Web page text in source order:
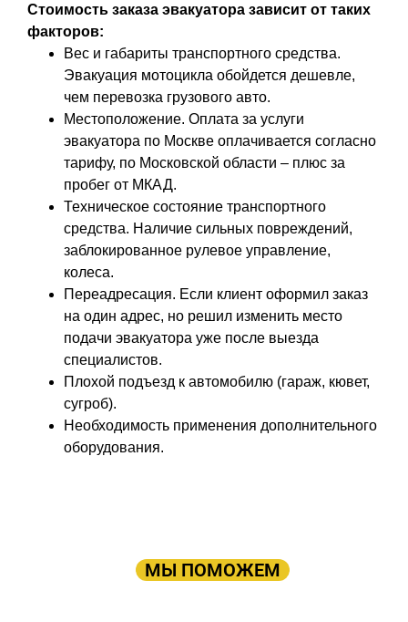
Стоимость заказа эвакуатора зависит от таких
факторов:
Вес и габариты транспортного средства.
Эвакуация мотоцикла обойдется дешевле,
чем перевозка грузового авто.
Местоположение. Оплата за услуги
эвакуатора по Москве оплачивается согласно
тарифу, по Московской области – плюс за
пробег от МКАД.
Техническое состояние транспортного
средства. Наличие сильных повреждений,
заблокированное рулевое управление,
колеса.
Переадресация. Если клиент оформил заказ
на один адрес, но решил изменить место
подачи эвакуатора уже после выезда
специалистов.
Плохой подъезд к автомобилю (гараж, кювет,
сугроб).
Необходимость применения дополнительного
оборудования.
МЫ ПОМОЖЕМ